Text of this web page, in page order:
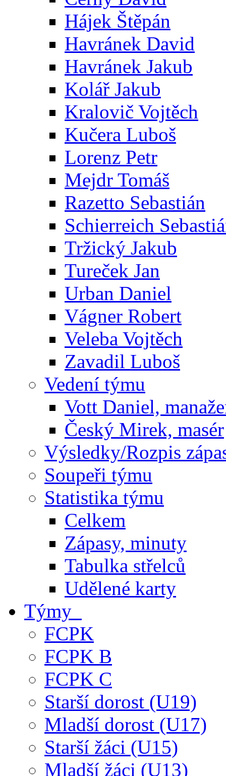
Hájek Štěpán
Havránek David
Havránek Jakub
Kolář Jakub
Kralovič Vojtěch
Kučera Luboš
Lorenz Petr
Mejdr Tomáš
Razetto Sebastián
Schierreich
Tržický Jakub
Tureček Jan
Urban Daniel
Vágner Robert
Veleba Vojtěch
Zavadil Luboš
Vedení týmu
Vott Daniel,
Český Mirek, masér
Výsledky/Rozpis
Soupeři týmu
Statistika týmu
Celkem
Zápasy, minuty
Tabulka střelců
Udělené karty
Týmy
FCPK
FCPK B
FCPK C
Starší dorost (U19)
Mladší dorost (U17)
Starší žáci (U15)
Mladší žáci (U13)